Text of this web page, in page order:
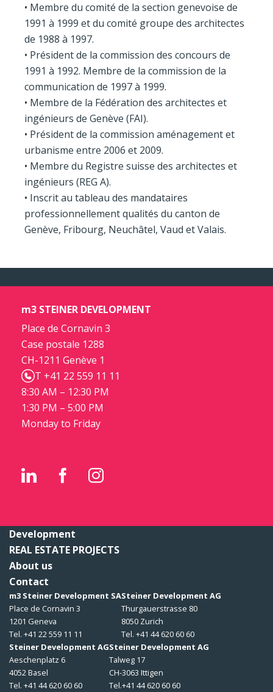
• Membre du comité de la section genevoise de
1991 à 1999 et du comité groupe des architectes
de 1988 à 1997.
• Président de la commission des concours de
1991 à 1992. Membre de la commission de la
communication de 1997 à 1999.
• Membre de la Fédération des architectes et
ingénieurs de Genève (FAI).
• Président de la commission aménagement et
urbanisme entre 2006 et 2009.
• Membre du Registre suisse des architectes et
ingénieurs (REG A).
• Inscrit au tableau des mandataires
professionnellement qualités du canton de
Genève, Fribourg, Neuchâtel, Vaud et Valais.
m3 STEINER DEVELOPMENT
Place de Cornavin 3
Case postale 1288
CH-1211 Genève 1
T +41 22 559 11 11
8:30 AM – 12:30 PM
1:30 PM – 5:00 PM
Monday to Friday
Development
REAL ESTATE PROJECTS
About us
Contact
m3 Steiner Development SA
Place de Cornavin 3
1201 Geneva
Tel. +41 22 559 11 11
Steiner Development AG
Thurgauerstrasse 80
8050 Zurich
Tel. +41 44 620 60 60
Steiner Development AG
Aeschenplatz 6
4052 Basel
Tel. +41 44 620 60 60
Steiner Development AG
Talweg 17
CH-3063 Ittigen
Tel.+41 44 620 60 60